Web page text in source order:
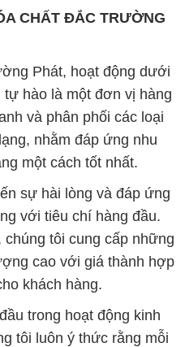
CHẤT ĐẮC TRƯỜNG
Phát, hoạt động dưới
tự hào là một đơn vị hàng
và phân phối các loại
nhằm đáp ứng nhu
một cách tốt nhất.
sự hài lòng và đáp ứng
với tiêu chí hàng đầu.
tôi cung cấp những
cao với giá thành hợp
khách hàng.
trong hoạt động kinh
tôi luôn ý thức rằng mỗi